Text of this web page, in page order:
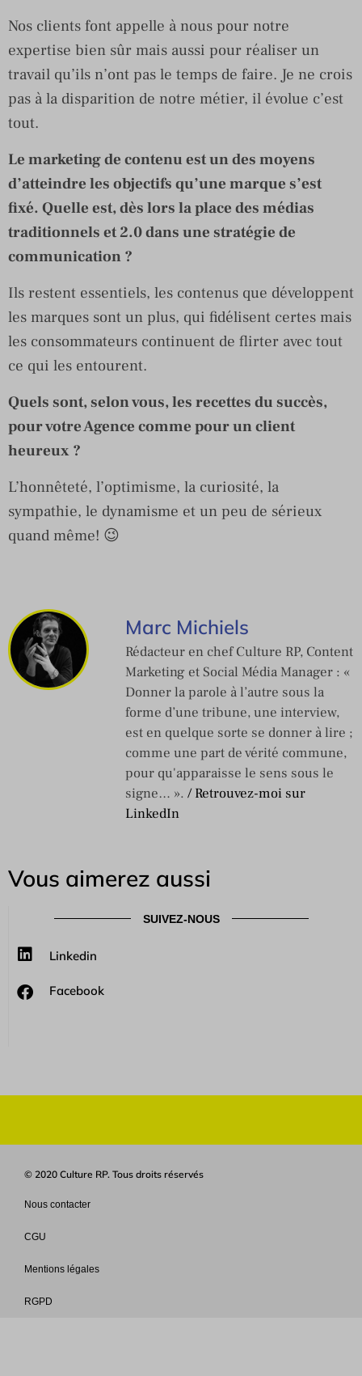
Nos clients font appelle à nous pour notre
expertise bien sûr mais aussi pour réaliser un
travail qu’ils n’ont pas le temps de faire. Je ne crois
pas à la disparition de notre métier, il évolue c’est
tout.
Le marketing de contenu est un des moyens
d’atteindre les objectifs qu’une marque s’est
fixé. Quelle est, dès lors la place des médias
traditionnels et 2.0 dans une stratégie de
communication ?
Ils restent essentiels, les contenus que développent
les marques sont un plus, qui fidélisent certes mais
les consommateurs continuent de flirter avec tout
ce qui les entourent.
Quels sont, selon vous, les recettes du succès,
pour votre Agence comme pour un client
heureux ?
L’honnêteté, l’optimisme, la curiosité, la
sympathie, le dynamisme et un peu de sérieux
quand même! 😉
Marc Michiels
Rédacteur en chef Culture RP, Content
Marketing et Social Média Manager : «
Donner la parole à l’autre sous la
forme d’une tribune, une interview,
est en quelque sorte se donner à lire ;
comme une part de vérité commune,
pour qu'apparaisse le sens sous le
signe… ». / Retrouvez-moi sur
LinkedIn
Vous aimerez aussi
SUIVEZ-NOUS
Linkedin
Facebook
© 2020 Culture RP. Tous droits réservés
Nous contacter
CGU
Mentions légales
RGPD